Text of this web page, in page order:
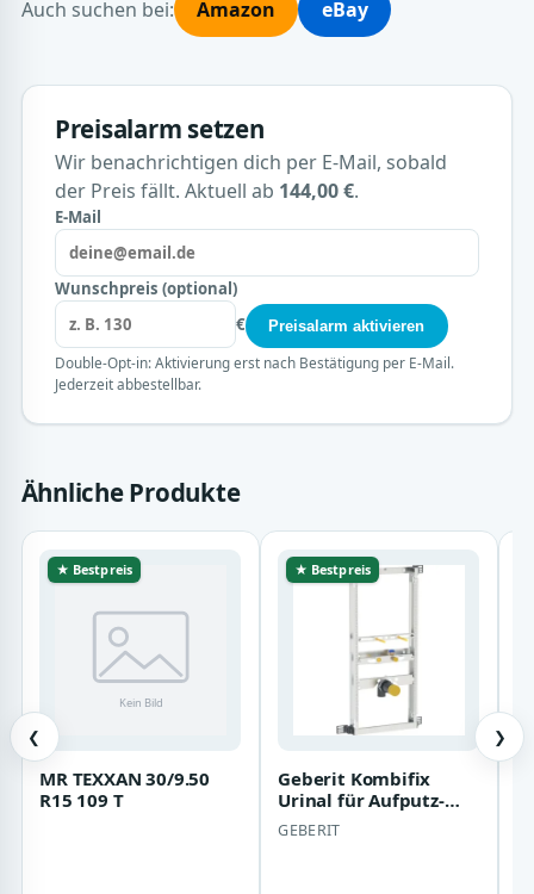
Auch suchen bei: Amazon eBay
Preisalarm setzen
Wir benachrichtigen dich per E-Mail, sobald
der Preis fällt. Aktuell ab 144,00 €.
E-Mail
Wunschpreis (optional)
€
Preisalarm aktivieren
Double-Opt-in: Aktivierung erst nach Bestätigung per E-Mail.
Jederzeit abbestellbar.
Ähnliche Produkte
❮
★ Bestpreis
MR TEXXAN 30/9.50
R15 109 T
★ Bestpreis
Geberit Kombifix
Urinal für Aufputz-
Druckspüler
457686001
GEBERIT
❯